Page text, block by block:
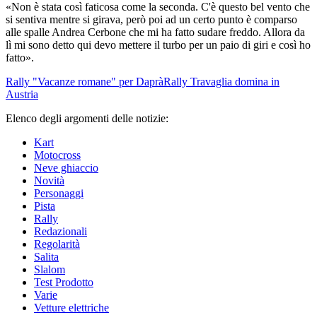
«Non è stata così faticosa come la seconda. C'è questo bel vento che
si sentiva mentre si girava, però poi ad un certo punto è comparso
alle spalle Andrea Cerbone che mi ha fatto sudare freddo. Allora da
lì mi sono detto qui devo mettere il turbo per un paio di giri e così ho
fatto».
Rally "Vacanze romane" per DapràRally Travaglia domina in
Austria
Elenco degli argomenti delle notizie:
Kart
Motocross
Neve ghiaccio
Novità
Personaggi
Pista
Rally
Redazionali
Regolarità
Salita
Slalom
Test Prodotto
Varie
Vetture elettriche